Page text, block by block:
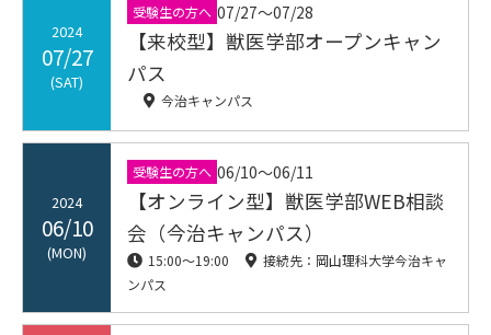
2024
07/27
(SAT)
受験生の方へ 07/27〜07/28
【来校型】獣医学部オープンキャン
パス
今治キャンパス
2024
06/10
(MON)
受験生の方へ 06/10〜06/11
【オンライン型】獣医学部WEB相談
会（今治キャンパス）
15:00〜19:00
接続先：岡山理科大学今治キャ
ンパス